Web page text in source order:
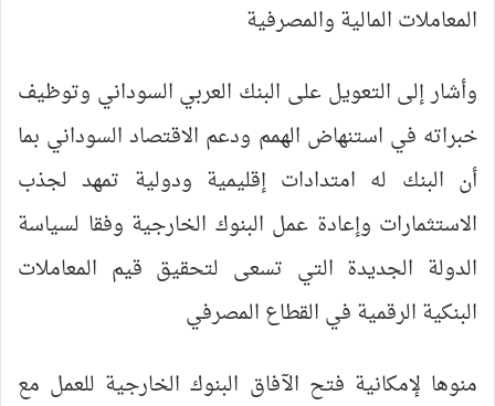
المعاملات المالية والمصرفية
وأشار إلى التعويل على البنك العربي السوداني وتوظيف
خبراته في استنهاض الهمم ودعم الاقتصاد السوداني بما
أن البنك له امتدادات إقليمية ودولية تمهد لجذب
الاستثمارات وإعادة عمل البنوك الخارجية وفقا لسياسة
الدولة الجديدة التي تسعى لتحقيق قيم المعاملات
البنكية الرقمية في القطاع المصرفي
منوها لإمكانية فتح الآفاق البنوك الخارجية للعمل مع